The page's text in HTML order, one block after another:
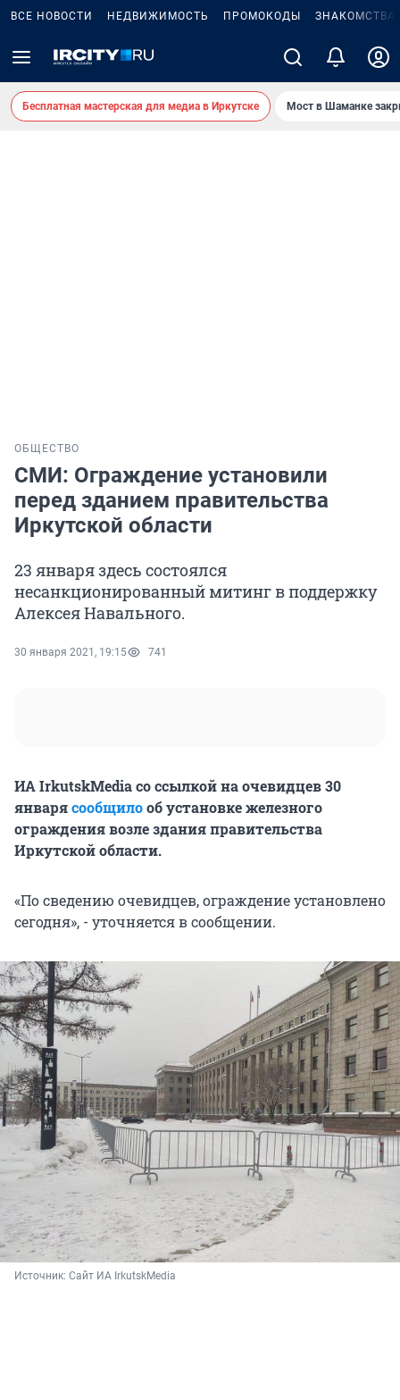
ВСЕ НОВОСТИ НЕДВИЖИМОСТЬ ПРОМОКОДЫ ЗНАКОМСТВА
Бесплатная мастерская для медиа в Иркутске Мост в Шаманке
ОБЩЕСТВО
СМИ: Ограждение установили
перед зданием правительства
Иркутской области
23 января здесь состоялся
несанкционированный митинг в поддержку
Алексея Навального.
30 января 2021, 19:15 741
ИА IrkutskMedia со ссылкой на очевидцев 30
январясообщилооб установке железного
ограждения возле здания правительства
Иркутской области.
«По сведению очевидцев, ограждение установлено
сегодня», - уточняется в сообщении.
Источник: Сайт ИА IrkutskMedia